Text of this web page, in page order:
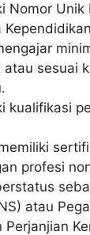
Nomor Unik
atau sesuai
kualifikasi
profesi
atau
Perjanjian